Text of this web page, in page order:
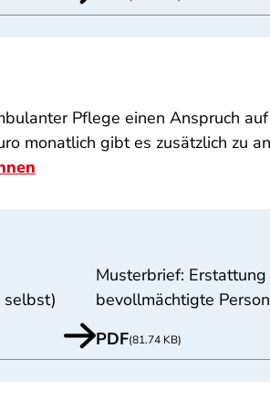
Pflege einen Anspruch
monatlich gibt es zusätzlich zu
selbst)
Musterbrief:
bevollmächtigte
PDF(81.74 KB)